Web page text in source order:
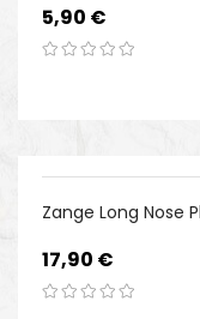
Preis
5,90 €
Zange Long Nose
Preis
17,90 €